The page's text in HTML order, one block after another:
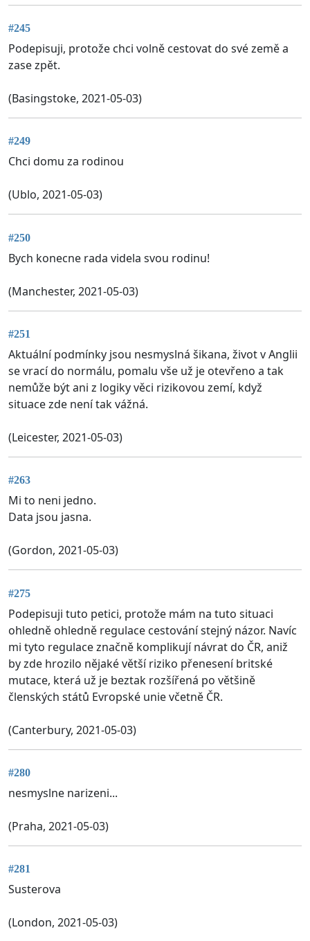
#245
Podepisuji, protože chci volně cestovat do své země a
zase zpět.
(Basingstoke, 2021-05-03)
#249
Chci domu za rodinou
(Ublo, 2021-05-03)
#250
Bych konecne rada videla svou rodinu!
(Manchester, 2021-05-03)
#251
Aktuální podmínky jsou nesmyslná šikana, život v Anglii
se vrací do normálu, pomalu vše už je otevřeno a tak
nemůže být ani z logiky věci rizikovou zemí, když
situace zde není tak vážná.
(Leicester, 2021-05-03)
#263
Mi to neni jedno.
Data jsou jasna.
(Gordon, 2021-05-03)
#275
Podepisuji tuto petici, protože mám na tuto situaci
ohledně ohledně regulace cestování stejný názor. Navíc
mi tyto regulace značně komplikují návrat do ČR, aniž
by zde hrozilo nějaké větší riziko přenesení britské
mutace, která už je beztak rozšířená po většině
členských států Evropské unie včetně ČR.
(Canterbury, 2021-05-03)
#280
nesmyslne narizeni...
(Praha, 2021-05-03)
#281
Susterova
(London, 2021-05-03)